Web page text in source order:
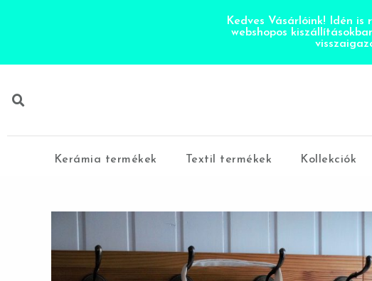
Kedves Vásárlóink! Idén
webshopos
Kerámia termékek Textil termékek Kollekciók